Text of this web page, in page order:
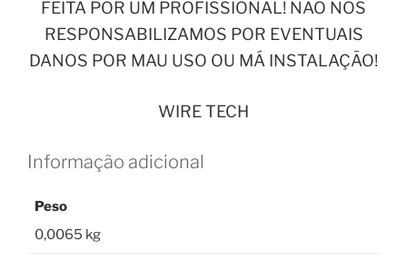
FEITA POR UM PROFISSIONAL! NÃO NOS
RESPONSABILIZAMOS POR EVENTUAIS
DANOS POR MAU USO OU MÁ INSTALAÇÃO!
WIRE TECH
Informação adicional
Peso
0,0065 kg